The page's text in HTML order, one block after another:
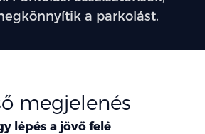
a parkolást.
megjelenés
lépés a jövő felé